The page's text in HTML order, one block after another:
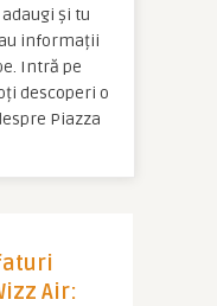
și tu
informații
Intră pe
descoperi o
Piazza
Air: